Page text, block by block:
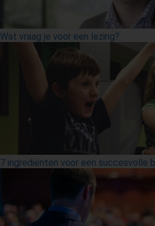
Wat vraag je voor een lezing?
7 ingrediënten voor een succesvolle